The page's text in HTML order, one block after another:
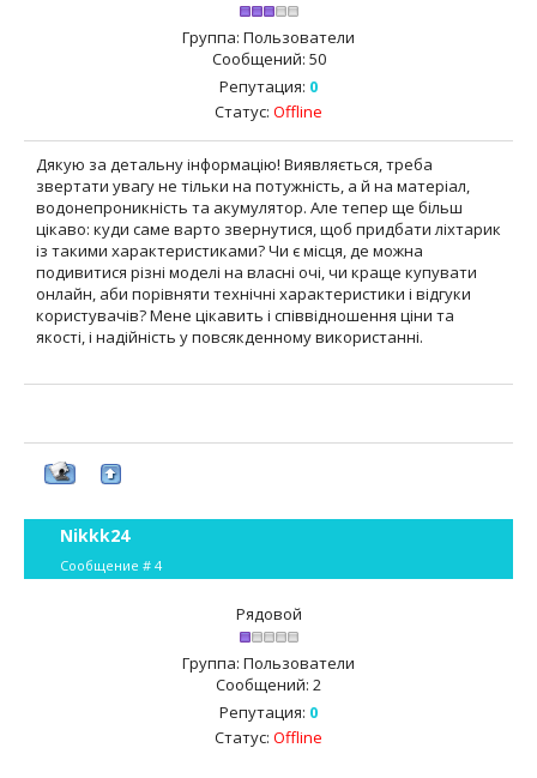
Группа: Пользователи
Сообщений: 50
Репутация: 0
Статус: Offline
Дякую за детальну інформацію! Виявляється, треба
звертати увагу не тільки на потужність, а й на матеріал,
водонепроникність та акумулятор. Але тепер ще більш
цікаво: куди саме варто звернутися, щоб придбати ліхтарик
із такими характеристиками? Чи є місця, де можна
подивитися різні моделі на власні очі, чи краще купувати
онлайн, аби порівняти технічні характеристики і відгуки
користувачів? Мене цікавить і співвідношення ціни та
якості, і надійність у повсякденному використанні.
Nikkk24
Сообщение # 4
Рядовой
Группа: Пользователи
Сообщений: 2
Репутация: 0
Статус: Offline